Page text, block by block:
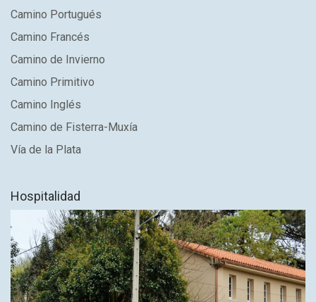
Camino Portugués
Camino Francés
Camino de Invierno
Camino Primitivo
Camino Inglés
Camino de Fisterra-Muxía
Vía de la Plata
Hospitalidad